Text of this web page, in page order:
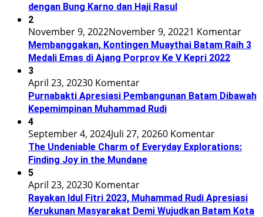
dengan Bung Karno dan Haji Rasul
2
November 9, 2022November 9, 20221 Komentar
Membanggakan, Kontingen Muaythai Batam Raih 3
Medali Emas di Ajang Porprov Ke V Kepri 2022
3
April 23, 20230 Komentar
Purnabakti Apresiasi Pembangunan Batam Dibawah
Kepemimpinan Muhammad Rudi
4
September 4, 2024Juli 27, 20260 Komentar
The Undeniable Charm of Everyday Explorations:
Finding Joy in the Mundane
5
April 23, 20230 Komentar
Rayakan Idul Fitri 2023, Muhammad Rudi Apresiasi
Kerukunan Masyarakat Demi Wujudkan Batam Kota